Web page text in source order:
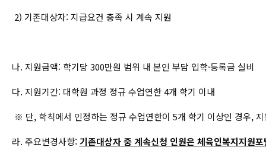
2) 기존대상자: 지급요건 충족 시 계속 지원
나. 지원금액: 학기당 300만원 범위 내 본인 부담 입학·등록금 실비
다. 지원기간: 대학원 과정 정규 수업연한 4개 학기 이내
※ 단, 학칙에서 인정하는 정규 수업연한이 5개 학기 이상인 경우,
라. 주요변경사항: 기존대상자 중 계속신청 인원은 체육인복지지원